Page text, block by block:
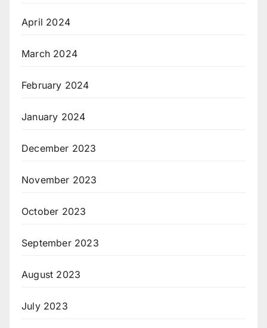
April 2024
March 2024
February 2024
January 2024
December 2023
November 2023
October 2023
September 2023
August 2023
July 2023